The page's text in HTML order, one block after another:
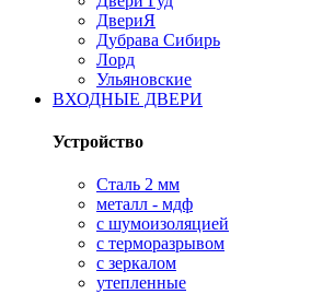
ДвериЯ
Дубрава Сибирь
Лорд
Ульяновские
ВХОДНЫЕ ДВЕРИ
Устройство
Сталь 2 мм
металл - мдф
с шумоизоляцией
с терморазрывом
с зеркалом
утепленные